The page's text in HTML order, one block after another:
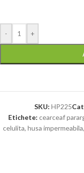
- +
SKU: HP225
Etichete: cearceaf
celulita, husa impermeabila,